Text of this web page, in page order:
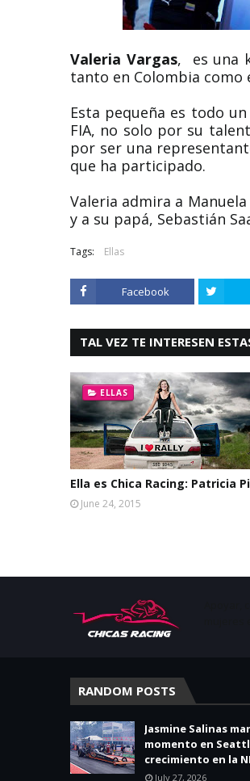
Valeria Vargas, es una
tanto en Colombia como
Esta pequeña es todo
FIA, no solo por su
por ser una
que ha participado.
Valeria admira a
y a su papá, Sebastián
Tags: Ellas
Facebook
TAL VEZ TE INTERESEN
ELLAS
Ella es Chica Racing: Patricia
June 24, 2015
RANDOM POSTS
Jasmine Salinas
momento en
crecimiento en la
July 27, 2026